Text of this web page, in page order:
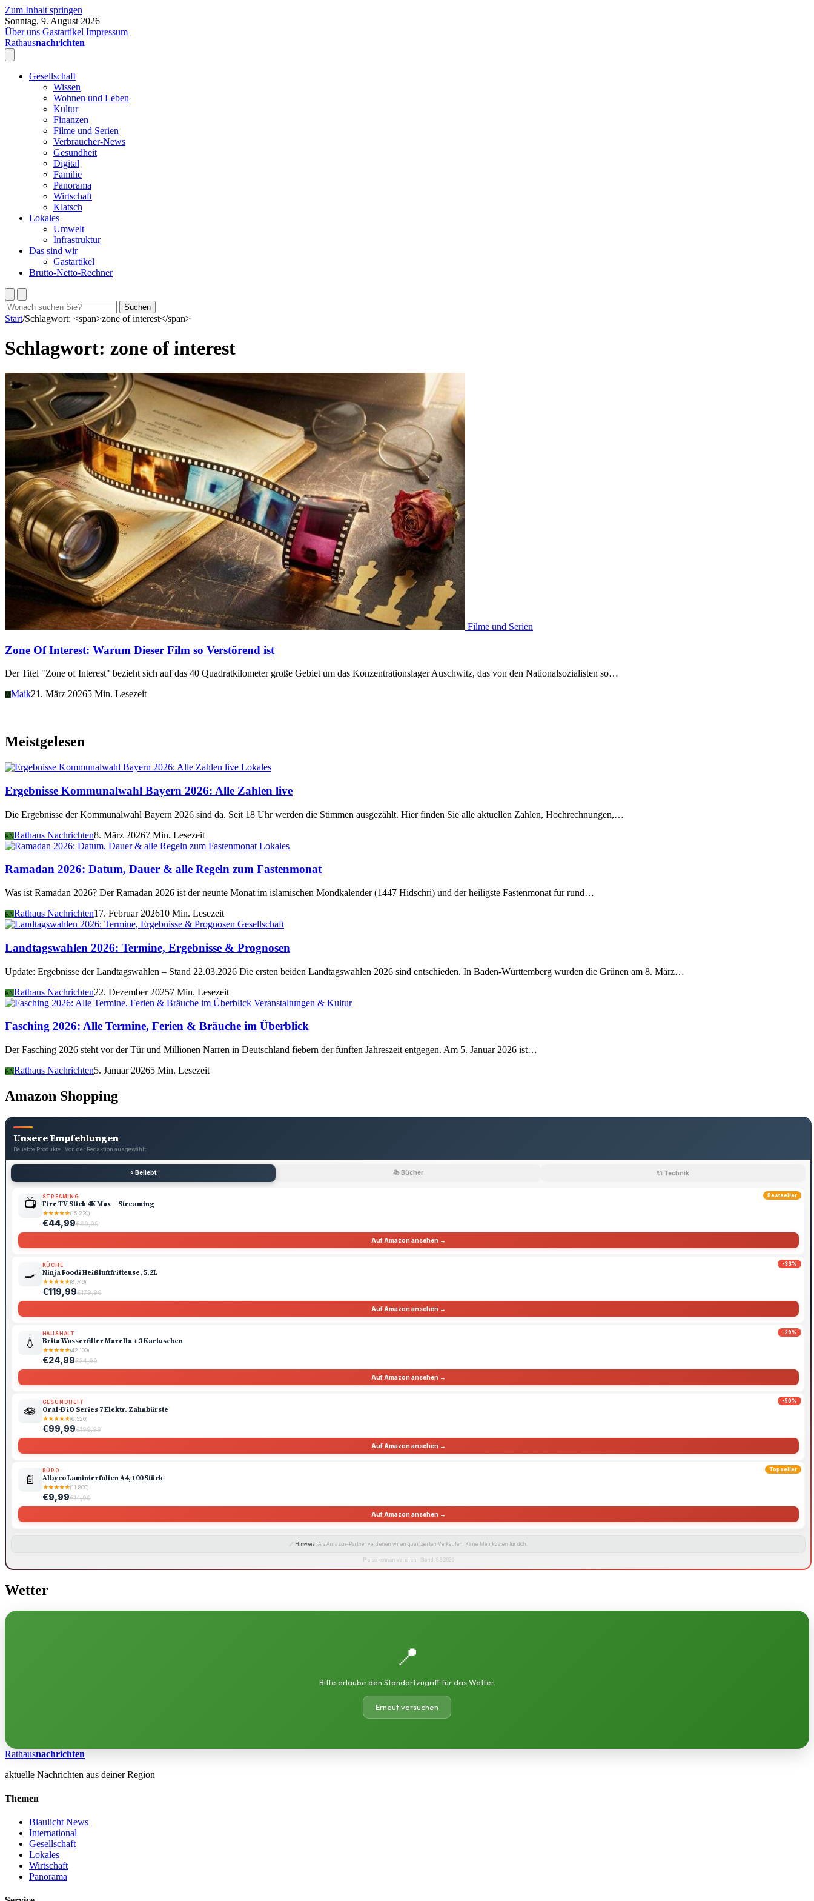
Zum Inhalt springen
Sonntag, 9. August 2026
Über uns Gastartikel Impressum
Rathausnachrichten
Gesellschaft
Wissen
Wohnen und Leben
Kultur
Finanzen
Filme und Serien
Verbraucher-News
Gesundheit
Digital
Familie
Panorama
Wirtschaft
Klatsch
Lokales
Umwelt
Infrastruktur
Das sind wir
Gastartikel
Brutto-Netto-Rechner
Suchen
nach:
Suchen
Start/Schlagwort: <span>zone of interest</span>
Schlagwort: zone of interest
Filme und Serien
Zone Of Interest: Warum Dieser Film so Verstörend ist
Der Titel "Zone of Interest" bezieht sich auf das 40 Quadratkilometer große Gebiet um das Konzentrationslager Auschwitz, das von den Nationalsozialisten so…
M Maik21. März 20265 Min. Lesezeit
Meistgelesen
Lokales
Ergebnisse Kommunalwahl Bayern 2026: Alle Zahlen live
Die Ergebnisse der Kommunalwahl Bayern 2026 sind da. Seit 18 Uhr werden die Stimmen ausgezählt. Hier finden Sie alle aktuellen Zahlen, Hochrechnungen,…
RNRathaus Nachrichten8. März 20267 Min. Lesezeit
Lokales
Ramadan 2026: Datum, Dauer & alle Regeln zum Fastenmonat
Was ist Ramadan 2026? Der Ramadan 2026 ist der neunte Monat im islamischen Mondkalender (1447 Hidschri) und der heiligste Fastenmonat für rund…
RNRathaus Nachrichten17. Februar 202610 Min. Lesezeit
Gesellschaft
Landtagswahlen 2026: Termine, Ergebnisse & Prognosen
Update: Ergebnisse der Landtagswahlen – Stand 22.03.2026 Die ersten beiden Landtagswahlen 2026 sind entschieden. In Baden-Württemberg wurden die Grünen am 8. März…
RNRathaus Nachrichten22. Dezember 20257 Min. Lesezeit
Veranstaltungen & Kultur
Fasching 2026: Alle Termine, Ferien & Bräuche im Überblick
Der Fasching 2026 steht vor der Tür und Millionen Narren in Deutschland fiebern der fünften Jahreszeit entgegen. Am 5. Januar 2026 ist…
RNRathaus Nachrichten5. Januar 20265 Min. Lesezeit
Amazon Shopping
Unsere Empfehlungen
Beliebte Produkte · Von der Redaktion ausgewählt
⭐ Beliebt 📚 Bücher 🔌 Technik
Bestseller
📺 STREAMING
Fire TV Stick 4K Max – Streaming
★★★★★(15.230)
€44,99€69,99
Auf Amazon ansehen →
-33%
🍳
KÜCHE
Ninja Foodi Heißluftfritteuse, 5,2L
★★★★★(8.740)
€119,99€179,99
Auf Amazon ansehen →
-29%
💧
HAUSHALT
Brita Wasserfilter Marella + 3 Kartuschen
★★★★★(42.100)
€24,99€34,99
Auf Amazon ansehen →
-50%
🪷
GESUNDHEIT
Oral-B iO Series 7 Elektr. Zahnbürste
★★★★★(6.520)
€99,99€199,99
Auf Amazon ansehen →
Topseller
📄
BÜRO
Albyco Laminierfolien A4, 100 Stück
★★★★★(11.800)
€9,99€14,99
Auf Amazon ansehen →
🔗 Hinweis: Als Amazon-Partner verdienen wir an qualifizierten Verkäufen. Keine Mehrkosten für dich.
Preise können variieren · Stand: 9.8.2026
Wetter
📍
Bitte erlaube den Standortzugriff für das Wetter.
Erneut versuchen
Rathausnachrichten
aktuelle Nachrichten aus deiner Region
Themen
Blaulicht News
International
Gesellschaft
Lokales
Wirtschaft
Panorama